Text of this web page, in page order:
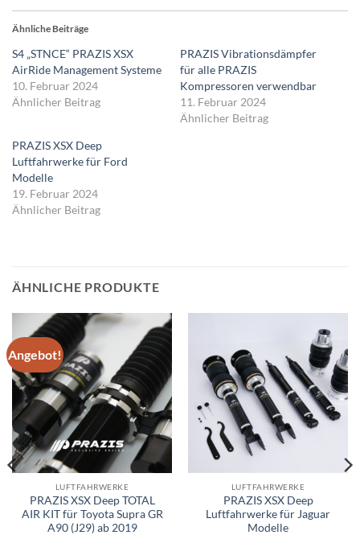
Ähnliche Beiträge
S4 „STNCE“ PRAZIS XSX
AirRide Management Systeme
10. Februar 2024
Ähnlicher Beitrag
PRAZIS Vibrationsdämpfer
für alle PRAZIS
Kompressoren verwendbar
11. Februar 2024
Ähnlicher Beitrag
PRAZIS XSX Deep
Luftfahrwerke für Ford
Modelle
19. Februar 2024
Ähnlicher Beitrag
ÄHNLICHE PRODUKTE
Angebot!
LUFTFAHRWERKE
PRAZIS XSX Deep TOTAL
AIR KIT für Toyota Supra GR
A90 (J29) ab 2019
LUFTFAHRWERKE
PRAZIS XSX Deep
Luftfahrwerke für Jaguar
Modelle